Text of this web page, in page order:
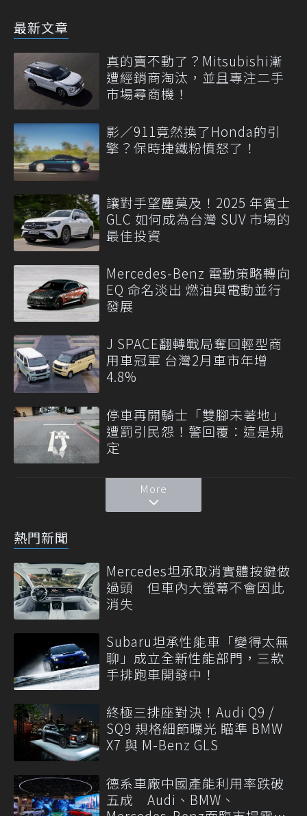
最新文章
真的賣不動了？Mitsubishi漸
遭經銷商淘汰，並且專注二手
市場尋商機！
影／911竟然換了Honda的引
擎？保時捷鐵粉憤怒了！
讓對手望塵莫及！2025 年賓士
GLC 如何成為台灣 SUV 市場的
最佳投資
Mercedes-Benz 電動策略轉向
EQ 命名淡出 燃油與電動並行
發展
J SPACE翻轉戰局奪回輕型商
用車冠軍 台灣2月車市年增
4.8%
停車再開騎士「雙腳未著地」
遭罰引民怨！警回覆：這是規
定
More
熱門新聞
Mercedes坦承取消實體按鍵做
過頭 但車內大螢幕不會因此
消失
Subaru坦承性能車「變得太無
聊」成立全新性能部門，三款
手排跑車開發中！
終極三排座對決！Audi Q9 /
SQ9 規格細節曝光 瞄準 BMW
X7 與 M-Benz GLS
德系車廠中國產能利用率跌破
五成 Audi、BMW、